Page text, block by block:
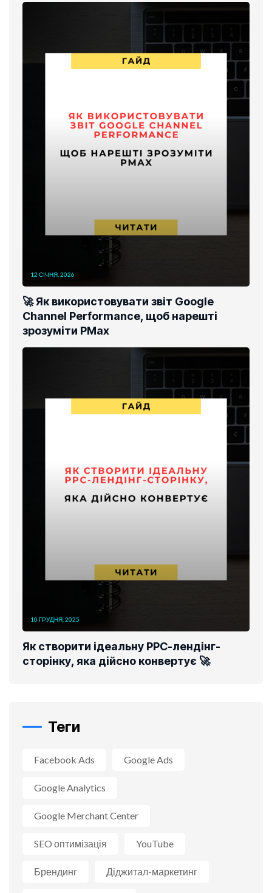
12 СІЧНЯ, 2026
🚀 Як використовувати звіт Google
Channel Performance, щоб нарешті
зрозуміти PMax
10 ГРУДНЯ, 2025
Як створити ідеальну PPC-лендінг-
сторінку, яка дійсно конвертує 🚀
Теги
Facebook Ads Google Ads
Google Analytics
Google Merchant Center
SEO оптимізація YouTube
Брендинг Діджитал-маркетинг